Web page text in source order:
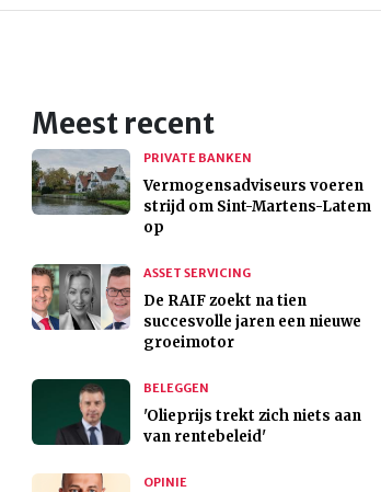
Meest recent
PRIVATE BANKEN
Vermogensadviseurs voeren
strijd om Sint-Martens-Latem
op
ASSET SERVICING
De RAIF zoekt na tien
succesvolle jaren een nieuwe
groeimotor
BELEGGEN
'Olieprijs trekt zich niets aan
van rentebeleid'
OPINIE